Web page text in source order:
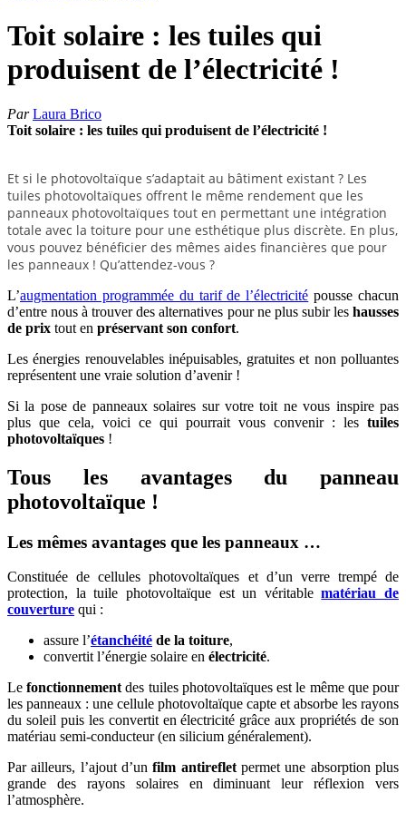
Toit solaire : les tuiles qui
produisent de l’électricité !
Par Laura Brico
Toit solaire : les tuiles qui produisent de l’électricité !
Et si le photovoltaïque s’adaptait au bâtiment existant ? Les
tuiles photovoltaïques offrent le même rendement que les
panneaux photovoltaïques tout en permettant une intégration
totale avec la toiture pour une esthétique plus discrète. En plus,
vous pouvez bénéficier des mêmes aides financières que pour
les panneaux ! Qu’attendez-vous ?
L’augmentation programmée du tarif de l’électricité pousse chacun
d’entre nous à trouver des alternatives pour ne plus subir les hausses
de prix tout en préservant son confort.
Les énergies renouvelables inépuisables, gratuites et non polluantes
représentent une vraie solution d’avenir !
Si la pose de panneaux solaires sur votre toit ne vous inspire pas
plus que cela, voici ce qui pourrait vous convenir : les tuiles
photovoltaïques !
Tous les avantages du panneau
photovoltaïque !
Les mêmes avantages que les panneaux …
Constituée de cellules photovoltaïques et d’un verre trempé de
protection, la tuile photovoltaïque est un véritablematériau de
couverture qui :
assure l’étanchéité de la toiture,
convertit l’énergie solaire en électricité.
Lefonctionnementdes tuiles photovoltaïques est le même que pour
les panneaux : une cellule photovoltaïque capte et absorbe les rayons
du soleil puis les convertit en électricité grâce aux propriétés de son
matériau semi-conducteur (en silicium généralement).
Par ailleurs, l’ajout d’un film antireflet permet une absorption plus
grande des rayons solaires en diminuant leur réflexion vers
l’atmosphère.